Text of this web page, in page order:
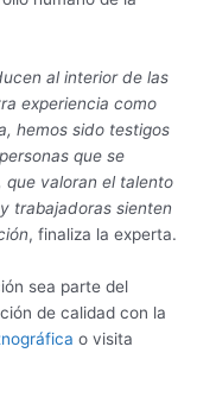
al interior de las
experiencia como
hemos sido testigos
que se
que valoran el talento
trabajadoras sienten
, finaliza la experta.
sea parte del
de calidad con la
o visita